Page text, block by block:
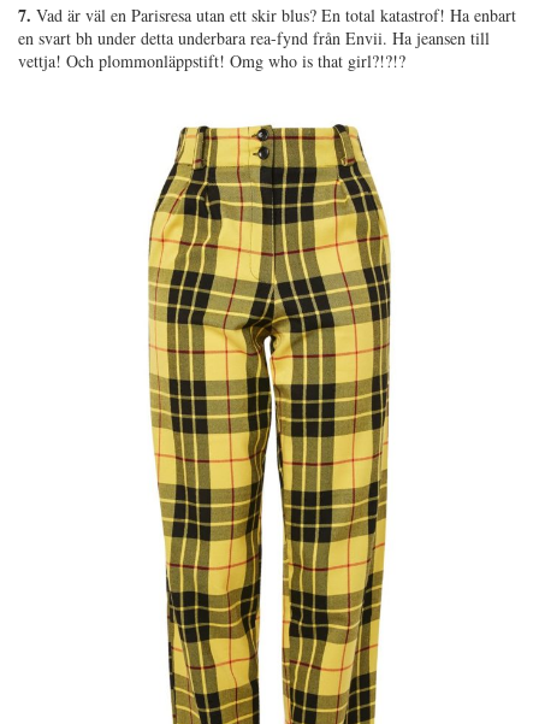
7. Vad är väl en Parisresa utan ett skir blus? En total katastrof! Ha enbart
en svart bh under detta underbara rea-fynd från Envii. Ha jeansen till
vettja! Och plommonläppstift! Omg who is that girl?!?!?